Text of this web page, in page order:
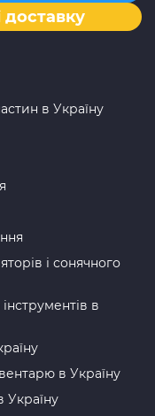
в Україну
і сонячного
в
в Україну
Україну